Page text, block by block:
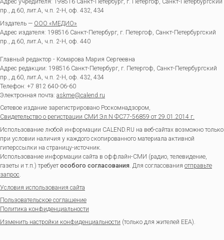
Адрес учредителя: 198516 Санкт-Петербург, г. Петергоф, Санкт-Петербургский
пр., д.60, лит.А, ч.п. 2-Н, оф. 432, 434
Издатель — ООО «МЕДИО»
Адрес издателя: 198516 Санкт-Петербург, г. Петергоф, Санкт-Петербургский
пр., д.60, лит.А, ч.п. 2-Н, оф. 440
Главный редактор - Комарова Мария Сергеевна
Адрес редакции: 198516 Санкт-Петербург, г. Петергоф Санкт-Петербургский
пр., д.60, лит.А, ч.п. 2-Н, оф. 432, 434
Телефон: +7 812 640-06-60
Электронная почта: askme@calend.ru
Сетевое издание зарегистрировано Роскомнадзором,
Свидетельство о регистрации СМИ Эл.N ФС77-56859 от 29.01.2014 г.
Использование любой информации CALEND.RU на веб-сайтах возможно только
при условии наличия у каждого скопированного материала активной
гиперссылки на страницу-источник.
Использование информации сайта в оффлайн-СМИ (радио, телевидение,
газеты и т.п.) требуетособого согласования. Для согласования отправьте
запрос.
Условия использования сайта
Пользовательское соглашение
Политика конфиденциальности
Изменить настройки конфиденциальности (только для жителей EEA).